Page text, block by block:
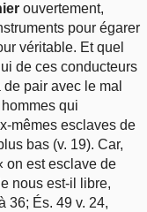
ouvertement,
pour égarer
véritable. Et quel
de ces conducteurs
pair avec le mal
qui
mêmes esclaves de
bas (v. 19). Car,
on est esclave de
nous est-il libre,
36; És. 49 v. 24,